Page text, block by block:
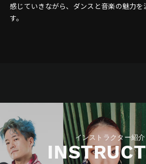
感じていきながら、ダンスと音楽の魅力を
す。
インストラクター紹介